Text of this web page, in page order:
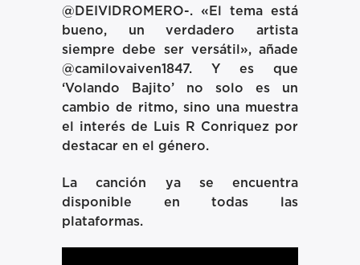
@DEIVIDROMERO-. «El tema está
bueno, un verdadero artista
siempre debe ser versátil», añade
@camilovaiven1847. Y es que
‘Volando Bajito’ no solo es un
cambio de ritmo, sino una muestra
el interés de Luis R Conriquez por
destacar en el género.
La canción ya se encuentra
disponible en todas las
plataformas.